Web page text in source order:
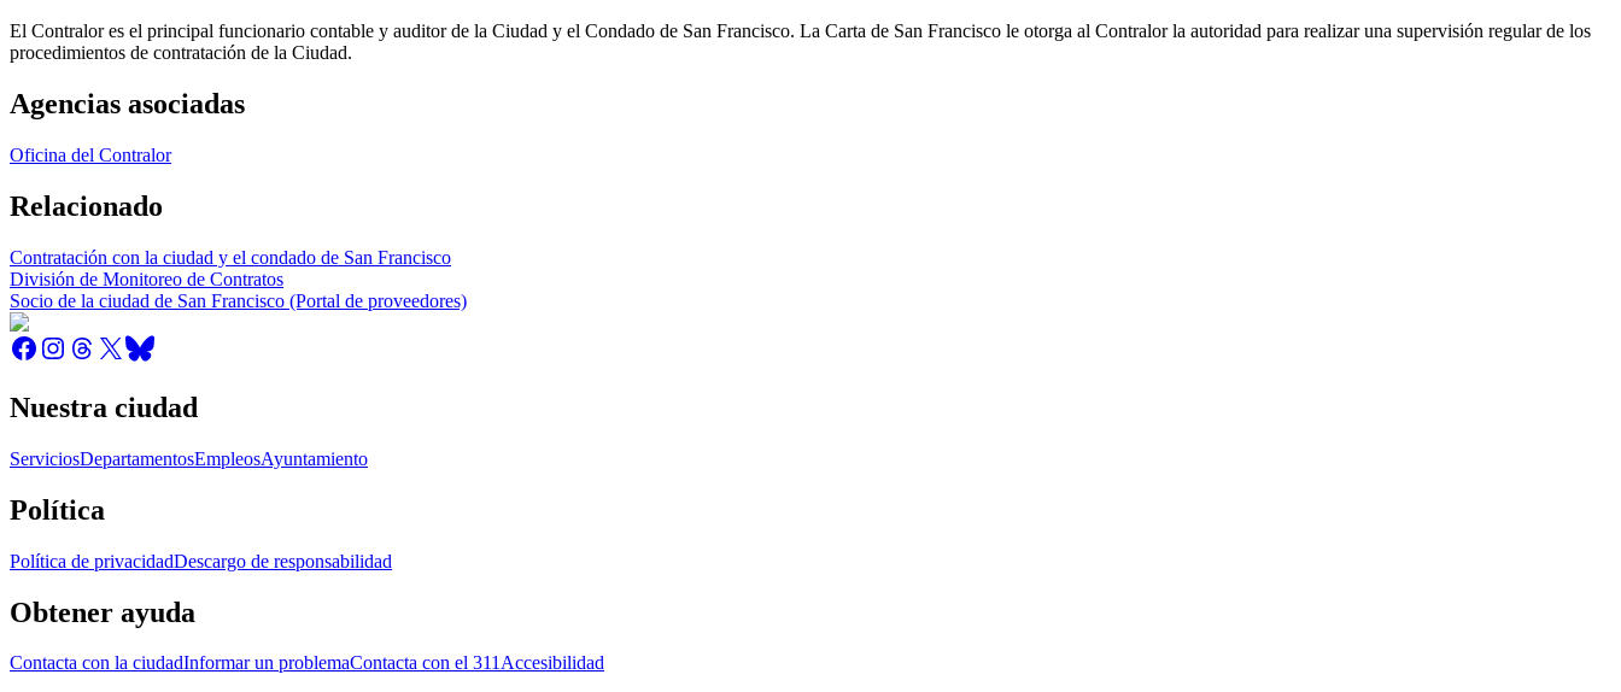
El Contralor es el principal funcionario contable y auditor de la Ciudad y el Condado de San Francisco. La Carta de San Francisco le otorga al Contralor la autoridad para realizar una supervisión regular de los
procedimientos de contratación de la Ciudad.
Agencias asociadas
Oficina del Contralor
Relacionado
Contratación con la ciudad y el condado de San Francisco
División de Monitoreo de Contratos
Socio de la ciudad de San Francisco (Portal de proveedores)
Nuestra ciudad
ServiciosDepartamentosEmpleosAyuntamiento
Política
Política de privacidadDescargo de responsabilidad
Obtener ayuda
Contacta con la ciudadInformar un problemaContacta con el 311Accesibilidad